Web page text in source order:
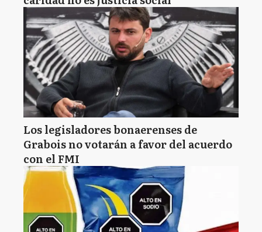
Los legisladores bonaerenses de
Grabois no votarán a favor del acuerdo
con el FMI